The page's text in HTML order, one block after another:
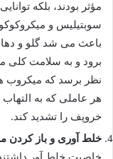
مؤثر بودند، بلکه
سوبتیلیس و
باعث می شد گلو و
برود و به سلامت کلی
نظر برسد که میکروب
هر عاملی که به
خروپف را تشدید کند.
خلط آوری و باز کردن